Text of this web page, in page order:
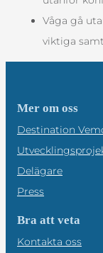
Våga gå
viktiga
Mer om oss
Destination
Delägare
Press
Bra att veta
Kontakta oss